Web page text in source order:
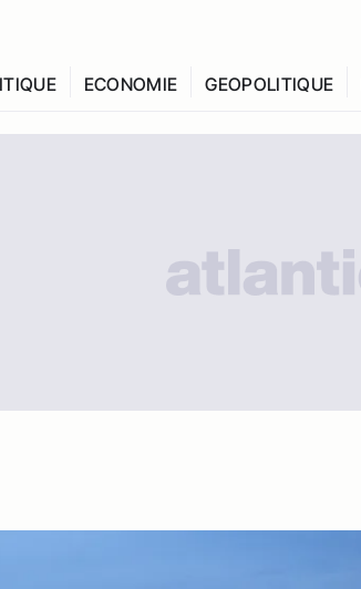
ECONOMIE GEOPOLITIQUE